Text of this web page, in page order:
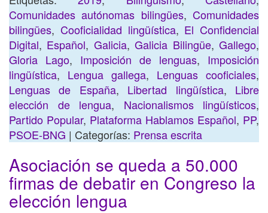
Comunidades autónomas bilingües,Comunidades
bilingües, Cooficialidad lingüística, El Confidencial
Digital, Español, Galicia,Galicia Bilingüe,Gallego,
Gloria Lago, Imposición de lenguas, Imposición
lingüística, Lengua gallega, Lenguas cooficiales,
Lenguas de España, Libertad lingüística, Libre
elección de lengua, Nacionalismos lingüísticos,
Partido Popular, Plataforma Hablamos Español, PP,
PSOE-BNG | Categorías: Prensa escrita
Asociación se queda a 50.000
firmas de debatir en Congreso la
elección lengua